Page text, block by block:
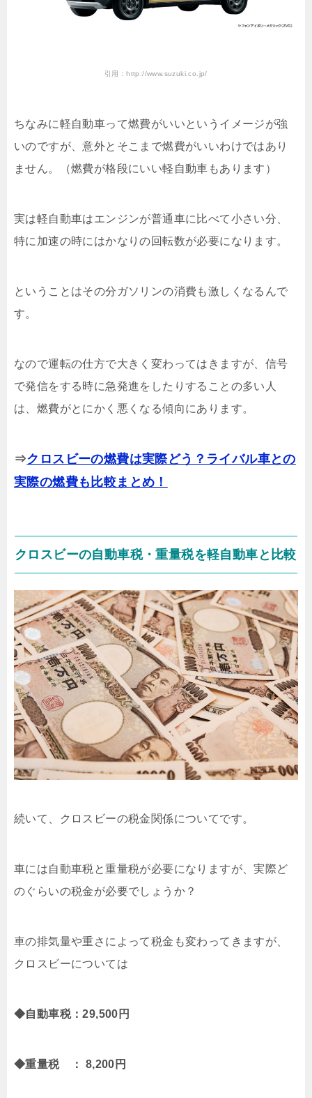
引用：http://www.suzuki.co.jp/
ちなみに軽自動車って燃費がいいというイメージが強
いのですが、意外とそこまで燃費がいいわけではあり
ません。（燃費が格段にいい軽自動車もあります）
実は軽自動車はエンジンが普通車に比べて小さい分、
特に加速の時にはかなりの回転数が必要になります。
ということはその分ガソリンの消費も激しくなるんで
す。
なので運転の仕方で大きく変わってはきますが、信号
で発信をする時に急発進をしたりすることの多い人
は、燃費がとにかく悪くなる傾向にあります。
⇒クロスビーの燃費は実際どう？ライバル車との
実際の燃費も比較まとめ！
クロスビーの自動車税・重量税を軽自動車と比較
続いて、クロスビーの税金関係についてです。
車には自動車税と重量税が必要になりますが、実際ど
のぐらいの税金が必要でしょうか？
車の排気量や重さによって税金も変わってきますが、
クロスビーについては
◆自動車税：29,500円
◆重量税 ： 8,200円